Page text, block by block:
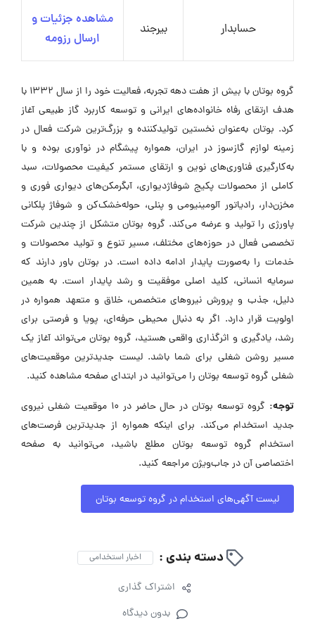
حسابدار بیرجند
مشاهده جزئیات و
ارسال رزومه
گروه بوتان با بیش از هفت دهه تجربه، فعالیت خود را از سال ۱۳۳۲ با
هدف ارتقای رفاه خانواده‌های ایرانی و توسعه کاربرد گاز طبیعی آغاز
کرد. بوتان به‌عنوان نخستین تولیدکننده و بزرگ‌ترین شرکت فعال در
زمینه لوازم گازسوز در ایران، همواره پیشگام در نوآوری بوده و با
به‌کارگیری فناوری‌های نوین و ارتقای مستمر کیفیت محصولات، سبد
کاملی از محصولات پکیج شوفاژدیواری، آبگرمکن‌های دیواری فوری و
مخزن‌دار، رادیاتور آلومینیومی و پنلی، حوله‌خشک‌کن و شوفاژ پلکانی
پاورژی را تولید و عرضه می‌کند. گروه بوتان متشکل از چندین شرکت
تخصصی فعال در حوزه‌های مختلف، مسیر تنوع و تولید محصولات و
خدمات را به‌صورت پایدار ادامه داده است. در بوتان باور دارند که
سرمایه انسانی، کلید اصلی موفقیت و رشد پایدار است. به همین
دلیل، جذب و پرورش نیروهای متخصص، خلاق و متعهد همواره در
اولویت قرار دارد. اگر به دنبال محیطی حرفه‌ای، پویا و فرصتی برای
رشد، یادگیری و اثرگذاری واقعی هستید، گروه بوتان می‌تواند آغاز یک
مسیر روشن شغلی برای شما باشد. لیست جدیدترین موقعیت‌های
شغلی گروه توسعه بوتان را می‌توانید در ابتدای صفحه مشاهده کنید.
توجه:
گروه توسعه بوتان در حال حاضر در ۱۰ موقعیت شغلی نیروی
جدید استخدام می‌کند. برای اینکه همواره از جدیدترین فرصت‌های
استخدام گروه توسعه بوتان مطلع باشید، می‌توانید به صفحه
اختصاصی آن در جاب‌ویژن مراجعه کنید.
لیست آگهی‌های استخدام در گروه توسعه بوتان
دسته بندی : اخبار استخدامی
اشتراک گذاری
بدون دیدگاه